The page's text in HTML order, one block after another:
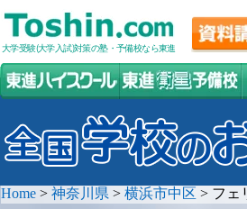
大学受験(大学入試)対策の塾・予備校なら東進
Home > 神奈川県 > 横浜市中区 > フェ